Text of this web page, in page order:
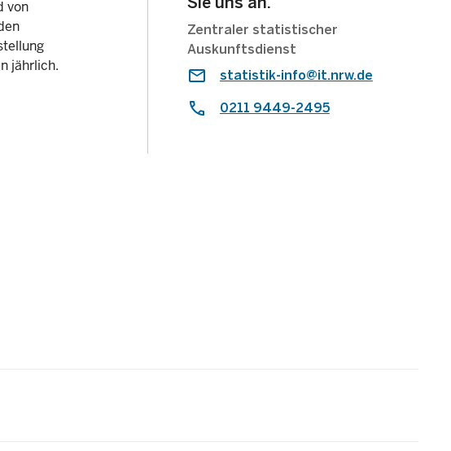
von
jährlich.
Zentraler statistischer
Auskunftsdienst
statistik-info@it.nrw.de
0211 9449-2495